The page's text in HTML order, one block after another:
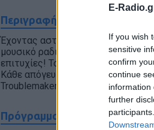
E-
If you wish
sensitive
confirm
continue
information
further
Περιγραφή Σταθμού
Έχοντας αστείρευτη τρέλα και
μουσικό ραδιόφωνο της
επιτυχίες! Το πάρτι ξεκινάει
Κάθε απόγευμα στις 17:00
Troublemakers! Ακούστε τον Zoo
Πρόγραμμα Σταθμού